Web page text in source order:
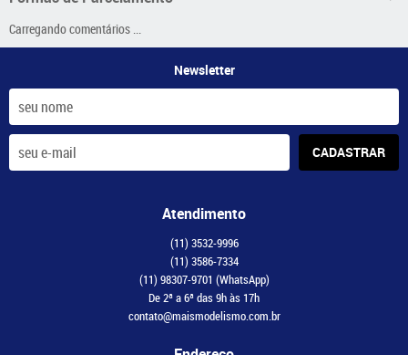
Carregando comentários ...
Newsletter
CADASTRAR
Atendimento
(11) 3532-9996
(11) 3586-7334
(11) 98307-9701 (WhatsApp)
De 2ª a 6ª das 9h às 17h
contato@maismodelismo.com.br